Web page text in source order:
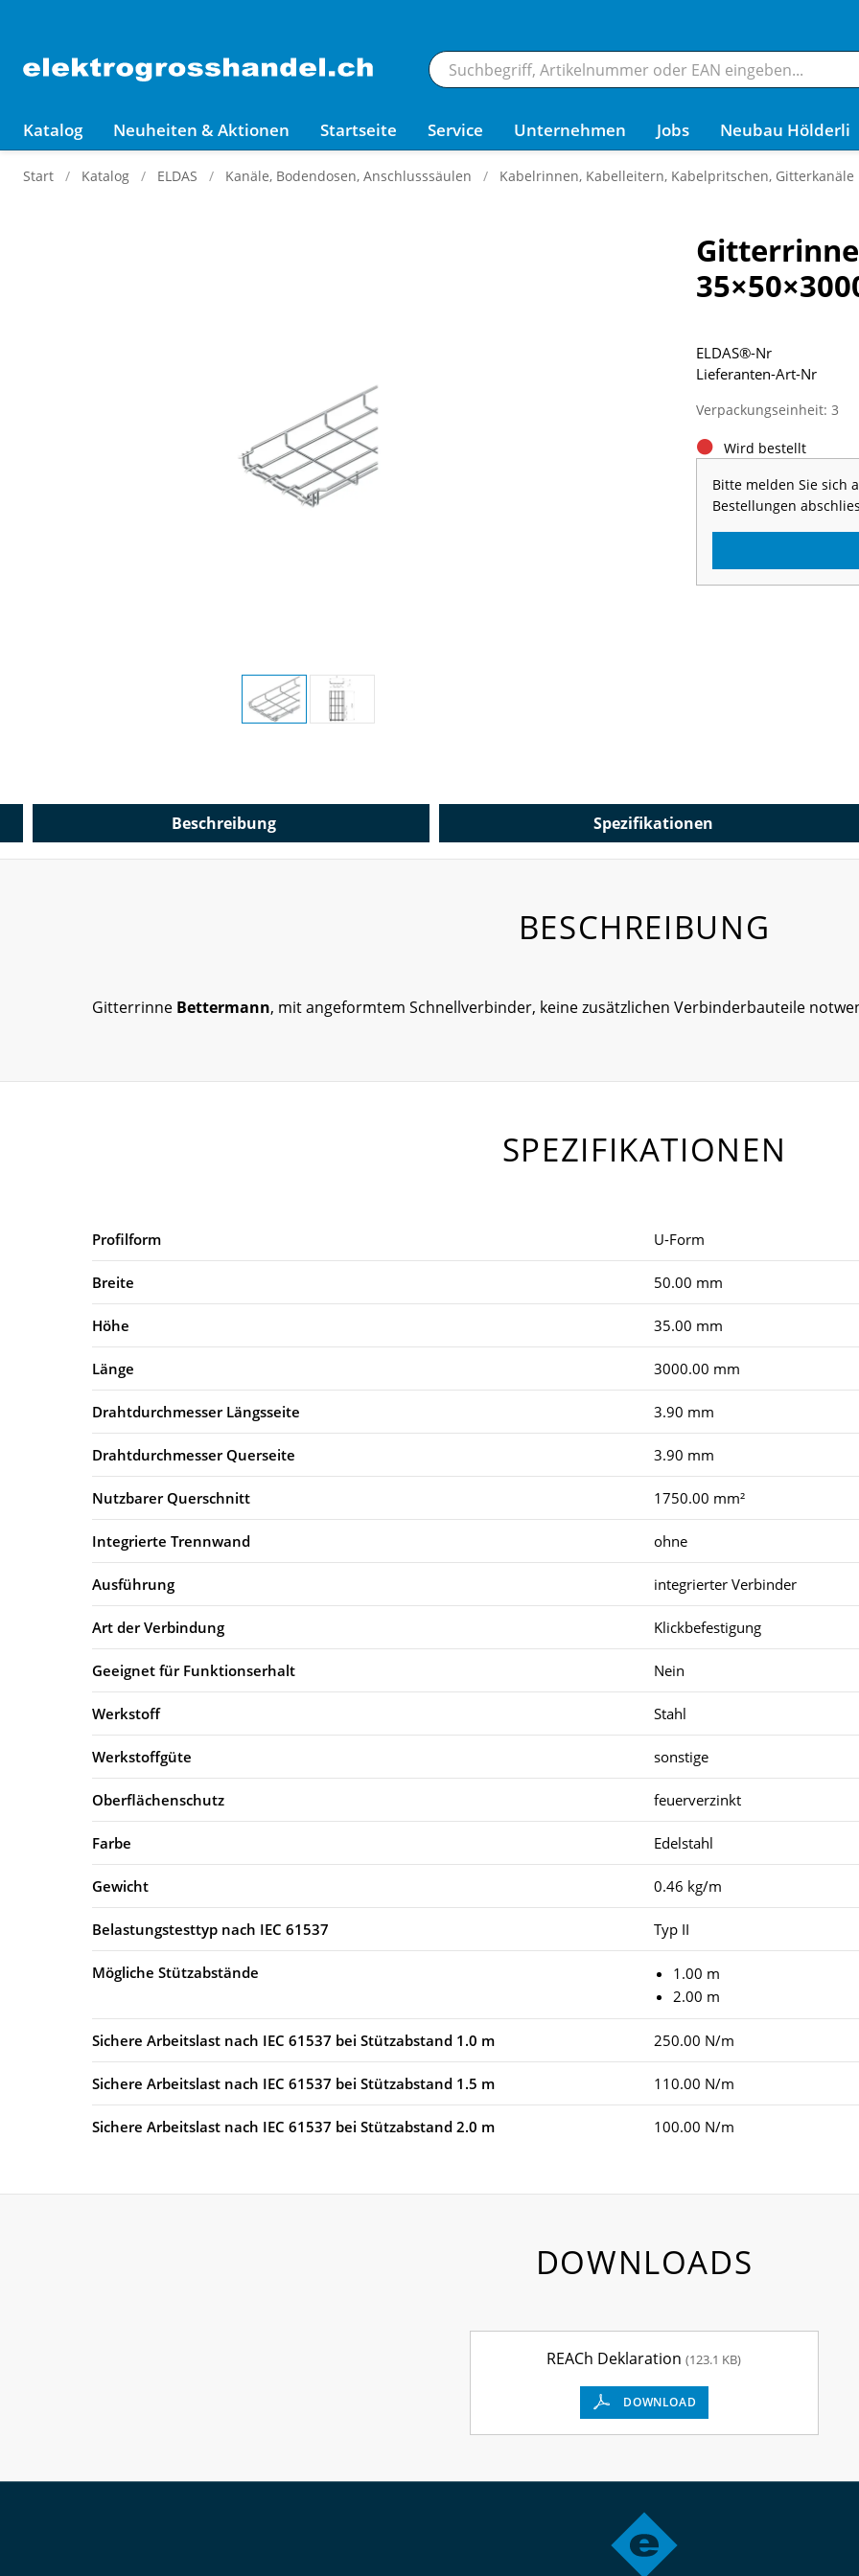
Katalog Neuheiten & Aktionen Startseite Service Unternehmen Jobs Neubau Hölderli
Start Katalog ELDAS Kanäle, Bodendosen, Anschlusssäulen Kabelrinnen, Kabelleitern, Kabelpritschen, Gitterkanäle
Verpackungseinheit: 3
Wird bestellt
Bitte melden Sie sich
Bestellungen
ELDAS®-Nr
Lieferanten-Art-Nr
Beschreibung Spezifikationen
BESCHREIBUNG
Gitterrinne Bettermann, mit angeformtem Schnellverbinder, keine zusätzlichen Verbinderbauteile
SPEZIFIKATIONEN
Profilform U-Form
Breite 50.00 mm
Höhe 35.00 mm
Länge 3000.00 mm
Drahtdurchmesser Längsseite 3.90 mm
Drahtdurchmesser Querseite 3.90 mm
Nutzbarer Querschnitt 1750.00 mm²
Integrierte Trennwand ohne
Ausführung integrierter Verbinder
Art der Verbindung Klickbefestigung
Geeignet für Funktionserhalt Nein
Werkstoff Stahl
Werkstoffgüte sonstige
Oberflächenschutz feuerverzinkt
Farbe Edelstahl
Gewicht 0.46 kg/m
Belastungstesttyp nach IEC 61537 Typ II
Mögliche Stützabstände
1.00 m
2.00 m
Sichere Arbeitslast nach IEC 61537 bei Stützabstand 1.0 m 250.00 N/m
Sichere Arbeitslast nach IEC 61537 bei Stützabstand 1.5 m 110.00 N/m
Sichere Arbeitslast nach IEC 61537 bei Stützabstand 2.0 m 100.00 N/m
DOWNLOADS
REACh Deklaration(123.1 KB)
DOWNLOAD